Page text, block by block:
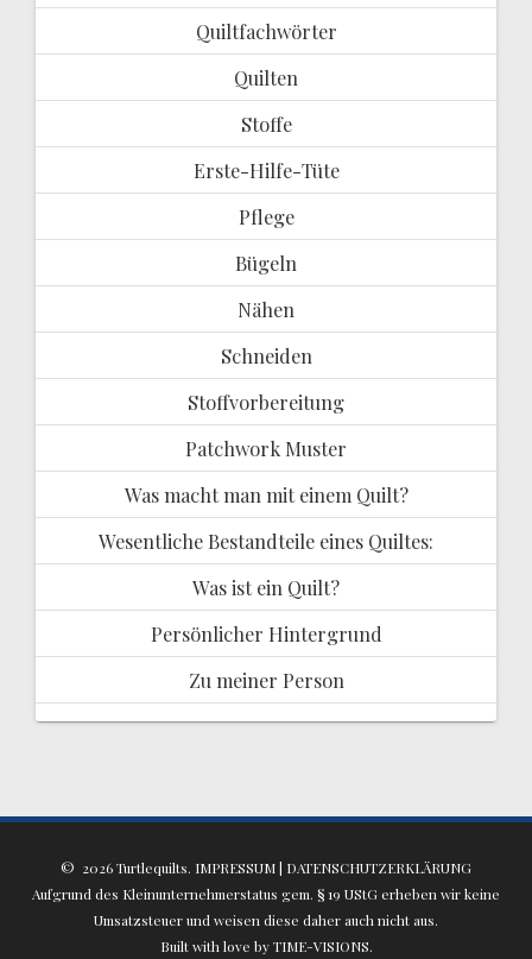
Quiltfachwörter
Quilten
Stoffe
Erste-Hilfe-Tüte
Pflege
Bügeln
Nähen
Schneiden
Stoffvorbereitung
Patchwork Muster
Was macht man mit einem Quilt?
Wesentliche Bestandteile eines Quiltes:
Was ist ein Quilt?
Persönlicher Hintergrund
Zu meiner Person
© 2026 Turtlequilts. IMPRESSUM| DATENSCHUTZERKLÄRUNG
Aufgrund des Kleinunternehmerstatus gem. § 19 UStG erheben wir keine
Umsatzsteuer und weisen diese daher auch nicht aus.
Built with love byTIME-VISIONS.